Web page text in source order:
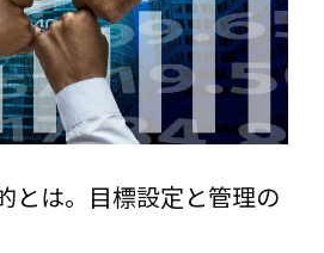
案内・アクセス
とは。目標設定と管理の